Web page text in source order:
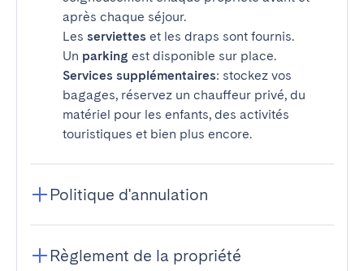
après chaque séjour.
Les serviettes et les draps sont fournis.
Un parking est disponible sur place.
Services supplémentaires: stockez vos
bagages, réservez un chauffeur privé, du
matériel pour les enfants, des activités
touristiques et bien plus encore.
Politique d'annulation
Règlement de la propriété